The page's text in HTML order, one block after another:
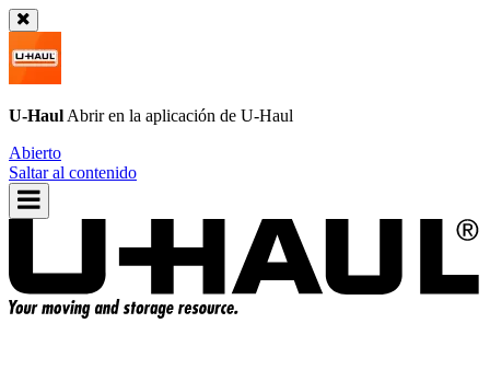
U-Haul Abrir en la aplicación de U-Haul
Abierto
Saltar al contenido